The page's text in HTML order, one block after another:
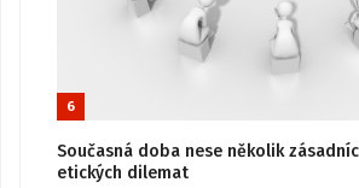
6
Současná doba nese několik
etických dilemat